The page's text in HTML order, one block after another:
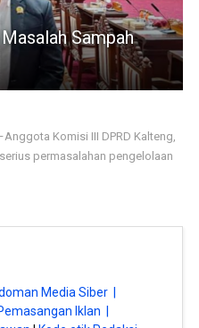
Sampah
Komisi III DPRD Kalteng,
permasalahan pengelolaan
Media Siber |
Iklan |